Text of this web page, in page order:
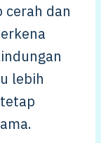
cerah dan
lebih